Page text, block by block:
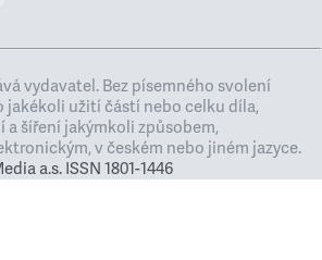
vydavatel. Bez písemného svolení
jakékoli užití částí nebo celku díla,
a šíření jakýmkoli způsobem,
v českém nebo jiném jazyce.
a.s. ISSN 1801-1446